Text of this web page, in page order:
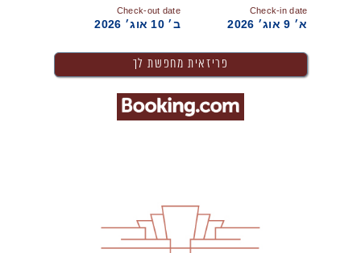
Check-in date
א׳ 9 אוג׳ 2026
Check-out date
ב׳ 10 אוג׳ 2026